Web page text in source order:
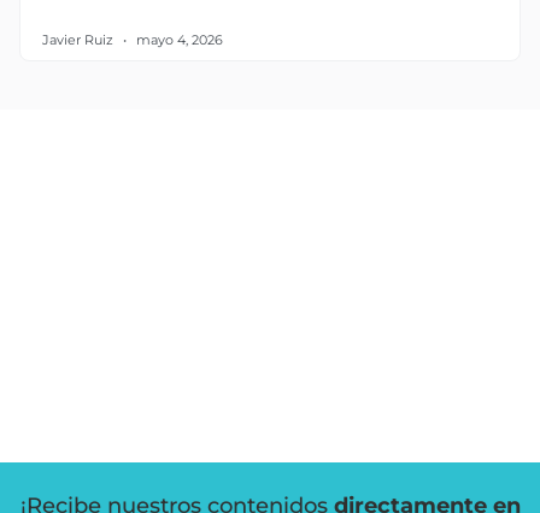
Javier Ruiz mayo 4, 2026
¡Recibe nuestros contenidos directamente en